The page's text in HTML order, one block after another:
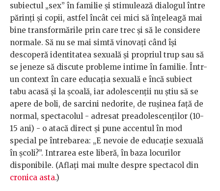
subiectul „sex” în familie și stimulează dialogul între
părinți și copii, astfel încât cei mici să înţeleagă mai
bine transformările prin care trec şi să le considere
normale. Să nu se mai simtă vinovați când își
descoperă identitatea sexuală și propriul trup sau să
se jeneze să discute probleme intime în familie. Într-
un context în care educația sexuală e încă subiect
tabu acasă și la școală, iar adolescenţii nu ştiu să se
apere de boli, de sarcini nedorite, de ruşinea față de
normal, spectacolul - adresat preadolescenţilor (10-
15 ani) - o atacă direct şi pune accentul în mod
special pe întrebarea: „E nevoie de educație sexuală
în școli?”. Intrarea este liberă, în baza locurilor
disponibile. (Aflați mai multe despre spectacol din
cronica asta.)